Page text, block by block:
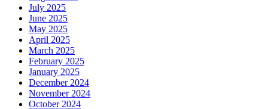
July 2025
June 2025
May 2025
April 2025
March 2025
February 2025
January 2025
December 2024
November 2024
October 2024